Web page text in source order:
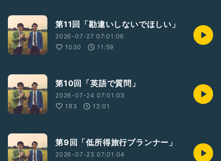
第11回「勘違いしないでほしい」
2026-07-27 07:01:06
1030
11:59
第10回「英語で質問」
2026-07-24 07:01:03
183
12:01
第9回「低所得旅行プランナー」
2026-07-23 07:01:04